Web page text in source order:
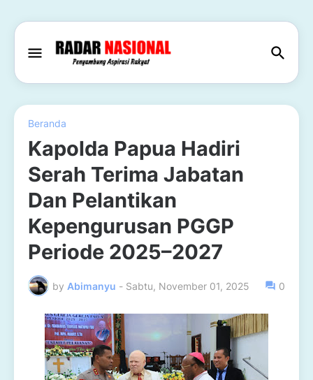
Beranda
Kapolda Papua Hadiri
Serah Terima Jabatan
Dan Pelantikan
Kepengurusan PGGP
Periode 2025–2027
by Abimanyu - Sabtu, November 01, 2025 0